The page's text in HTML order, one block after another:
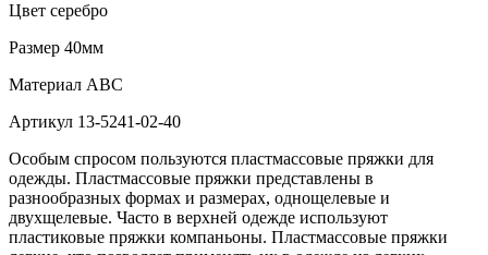
Цвет серебро
Размер 40мм
Материал АВС
Артикул 13-5241-02-40
Особым спросом пользуются пластмассовые пряжки для
одежды. Пластмассовые пряжки представлены в
разнообразных формах и размерах, однощелевые и
двухщелевые. Часто в верхней одежде используют
пластиковые пряжки компаньоны. Пластмассовые пряжки